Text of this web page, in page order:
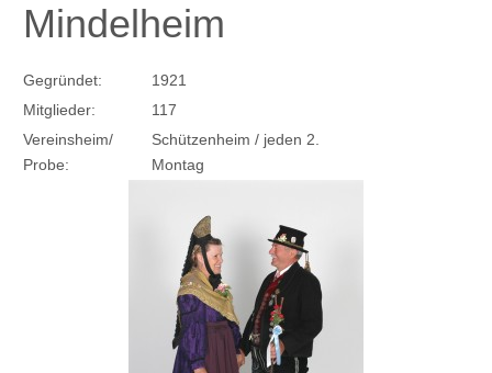
Mindelheim
Gegründet:
1921
Mitglieder:
117
Vereinsheim/
Probe:
Schützenheim / jeden 2.
Montag